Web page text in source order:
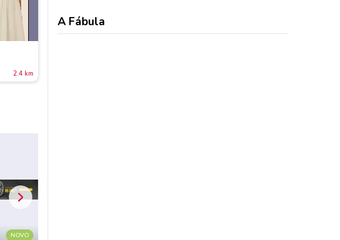
2.4 km
NOVO
A Fábula